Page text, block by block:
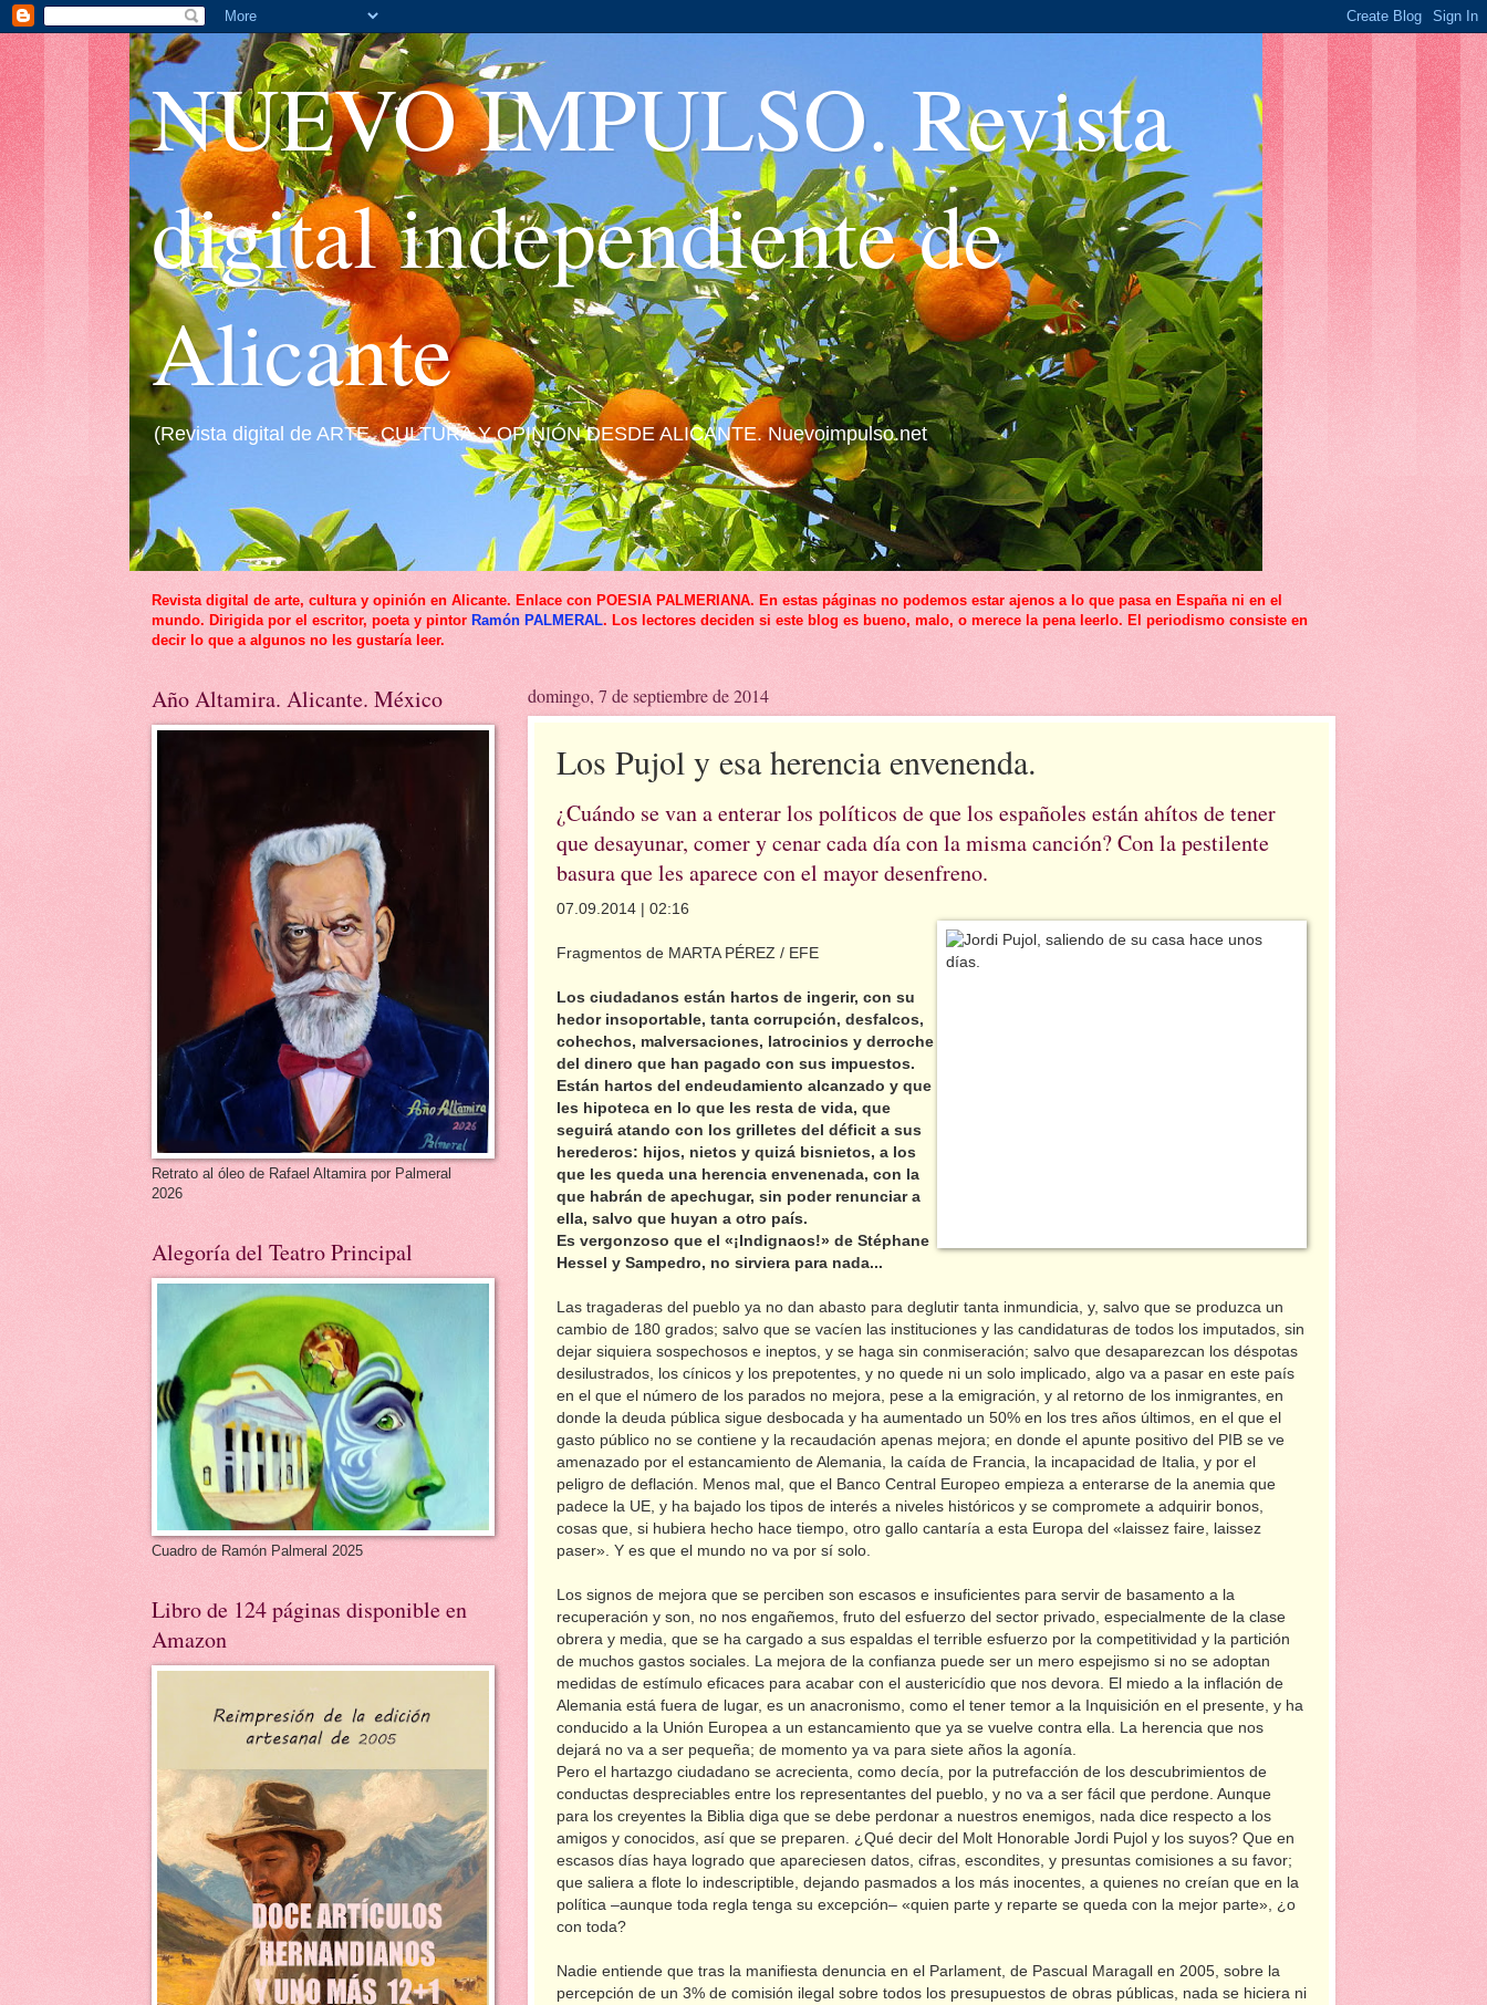
NUEVO IMPULSO. Revista
digital independiente de
Alicante
(Revista digital de ARTE, CULTURA Y OPINIÓN DESDE ALICANTE. Nuevoimpulso.net
Revista digital de arte, cultura y opinión en Alicante. Enlace con POESIA PALMERIANA. En estas páginas no podemos estar ajenos a lo que pasa en España ni en el
mundo. Dirigida por el escritor, poeta y pintor Ramón PALMERAL. Los lectores deciden si este blog es bueno, malo, o merece la pena leerlo. El periodismo consiste en
decir lo que a algunos no les gustaría leer.
domingo, 7 de septiembre de 2014
Los Pujol y esa herencia envenenda.
¿Cuándo se van a enterar los políticos de que los españoles están ahítos de tener
que desayunar, comer y cenar cada día con la misma canción? Con la pestilente
basura que les aparece con el mayor desenfreno.
07.09.2014 | 02:16
Fragmentos de MARTA PÉREZ / EFE
Los ciudadanos están hartos de ingerir, con su
hedor insoportable, tanta corrupción, desfalcos,
cohechos, malversaciones, latrocinios y derroche
del dinero que han pagado con sus impuestos.
Están hartos del endeudamiento alcanzado y que
les hipoteca en lo que les resta de vida, que
seguirá atando con los grilletes del déficit a sus
herederos: hijos, nietos y quizá bisnietos, a los
que les queda una herencia envenenada, con la
que habrán de apechugar, sin poder renunciar a
ella, salvo que huyan a otro país.
Es vergonzoso que el «¡Indignaos!» de Stéphane
Hessel y Sampedro, no sirviera para nada...
Las tragaderas del pueblo ya no dan abasto para deglutir tanta inmundicia, y, salvo que se produzca un
cambio de 180 grados; salvo que se vacíen las instituciones y las candidaturas de todos los imputados, sin
dejar siquiera sospechosos e ineptos, y se haga sin conmiseración; salvo que desaparezcan los déspotas
desilustrados, los cínicos y los prepotentes, y no quede ni un solo implicado, algo va a pasar en este país
en el que el número de los parados no mejora, pese a la emigración, y al retorno de los inmigrantes, en
donde la deuda pública sigue desbocada y ha aumentado un 50% en los tres años últimos, en el que el
gasto público no se contiene y la recaudación apenas mejora; en donde el apunte positivo del PIB se ve
amenazado por el estancamiento de Alemania, la caída de Francia, la incapacidad de Italia, y por el
peligro de deflación. Menos mal, que el Banco Central Europeo empieza a enterarse de la anemia que
padece la UE, y ha bajado los tipos de interés a niveles históricos y se compromete a adquirir bonos,
cosas que, si hubiera hecho hace tiempo, otro gallo cantaría a esta Europa del «laissez faire, laissez
paser». Y es que el mundo no va por sí solo.
Los signos de mejora que se perciben son escasos e insuficientes para servir de basamento a la
recuperación y son, no nos engañemos, fruto del esfuerzo del sector privado, especialmente de la clase
obrera y media, que se ha cargado a sus espaldas el terrible esfuerzo por la competitividad y la partición
de muchos gastos sociales. La mejora de la confianza puede ser un mero espejismo si no se adoptan
medidas de estímulo eficaces para acabar con el austericídio que nos devora. El miedo a la inflación de
Alemania está fuera de lugar, es un anacronismo, como el tener temor a la Inquisición en el presente, y ha
conducido a la Unión Europea a un estancamiento que ya se vuelve contra ella. La herencia que nos
dejará no va a ser pequeña; de momento ya va para siete años la agonía.
Pero el hartazgo ciudadano se acrecienta, como decía, por la putrefacción de los descubrimientos de
conductas despreciables entre los representantes del pueblo, y no va a ser fácil que perdone. Aunque
para los creyentes la Biblia diga que se debe perdonar a nuestros enemigos, nada dice respecto a los
amigos y conocidos, así que se preparen. ¿Qué decir del Molt Honorable Jordi Pujol y los suyos? Que en
escasos días haya logrado que apareciesen datos, cifras, escondites, y presuntas comisiones a su favor;
que saliera a flote lo indescriptible, dejando pasmados a los más inocentes, a quienes no creían que en la
política –aunque toda regla tenga su excepción– «quien parte y reparte se queda con la mejor parte», ¿o
con toda?
Nadie entiende que tras la manifiesta denuncia en el Parlament, de Pascual Maragall en 2005, sobre la
percepción de un 3% de comisión ilegal sobre todos los presupuestos de obras públicas, nada se hiciera ni
Año Altamira. Alicante. México
Retrato al óleo de Rafael Altamira por Palmeral
2026
Alegoría del Teatro Principal
Cuadro de Ramón Palmeral 2025
Libro de 124 páginas disponible en
Amazon